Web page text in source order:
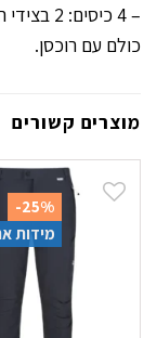
כולם עם רוכסן.
מוצרים קשורים
-25%
מידות